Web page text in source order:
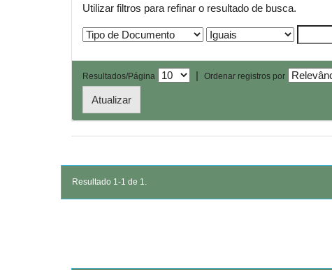
Utilizar filtros para refinar o resultado de busca.
Resultados/Página | Ordenar registros por
Resultado 1-1 de 1.